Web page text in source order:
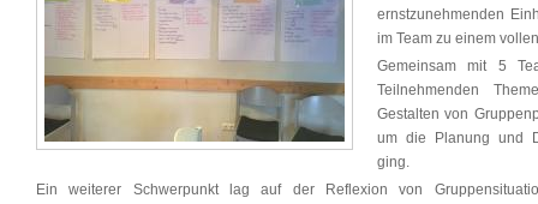
ernstzunehmenden
im Team zu einem
Gemeinsam mit 5
Teilnehmenden
Gestalten von
um die Planung und
ging.
Ein weiterer Schwerpunkt lag auf der Reflexion von